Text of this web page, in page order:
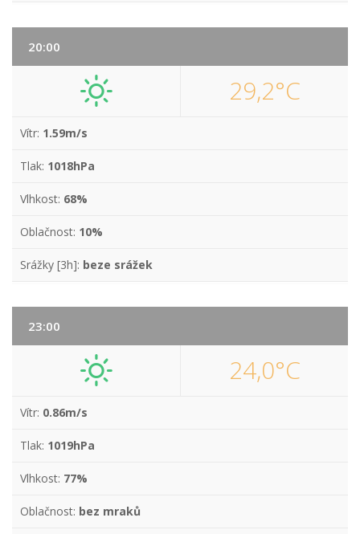
20:00
29,2°C
Vítr: 1.59m/s
Tlak: 1018hPa
Vlhkost: 68%
Oblačnost: 10%
Srážky [3h]: beze srážek
23:00
24,0°C
Vítr: 0.86m/s
Tlak: 1019hPa
Vlhkost: 77%
Oblačnost: bez mraků